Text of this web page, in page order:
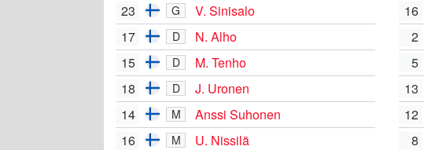
23
G
V. Sinisalo
17
D
N. Alho
15
D
M. Tenho
18
D
J. Uronen
14
M
Anssi Suhonen
16
M
U. Nissilä
16
2
5
13
12
8